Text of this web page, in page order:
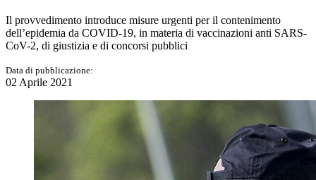
Il provvedimento introduce misure urgenti per il contenimento
dell’epidemia da COVID-19, in materia di vaccinazioni anti SARS-
CoV-2, di giustizia e di concorsi pubblici
Data di pubblicazione:
02 Aprile 2021